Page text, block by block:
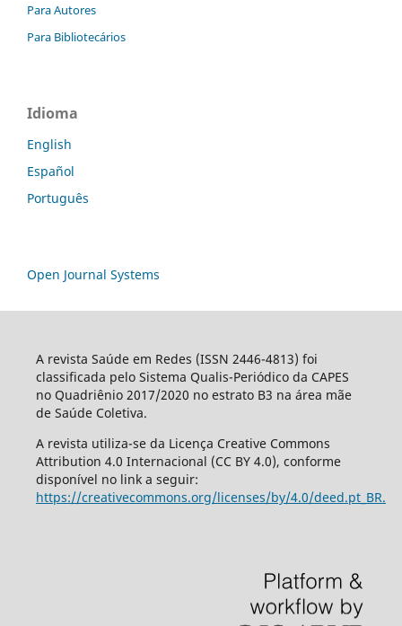
Para Autores
Para Bibliotecários
Idioma
English
Español
Português
Open Journal Systems
A revista Saúde em Redes (ISSN 2446-4813) foi
classificada pelo Sistema Qualis-Periódico da CAPES
no Quadriênio 2017/2020 no estrato B3 na área mãe
de Saúde Coletiva.
A revista utiliza-se da Licença Creative Commons
Attribution 4.0 Internacional (CC BY 4.0), conforme
disponível no link a seguir:
https://creativecommons.org/licenses/by/4.0/deed.pt_BR.